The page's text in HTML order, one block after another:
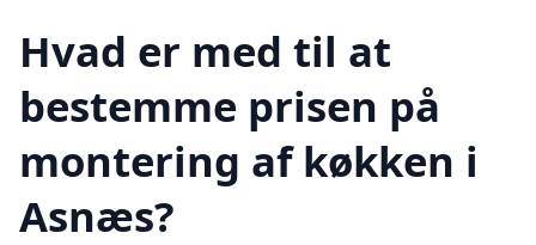
Hvad er med til at
bestemme prisen på
montering af køkken i
Asnæs?